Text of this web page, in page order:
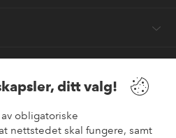
ditt valg!
obligatoriske
nettstedet skal fungere, samt